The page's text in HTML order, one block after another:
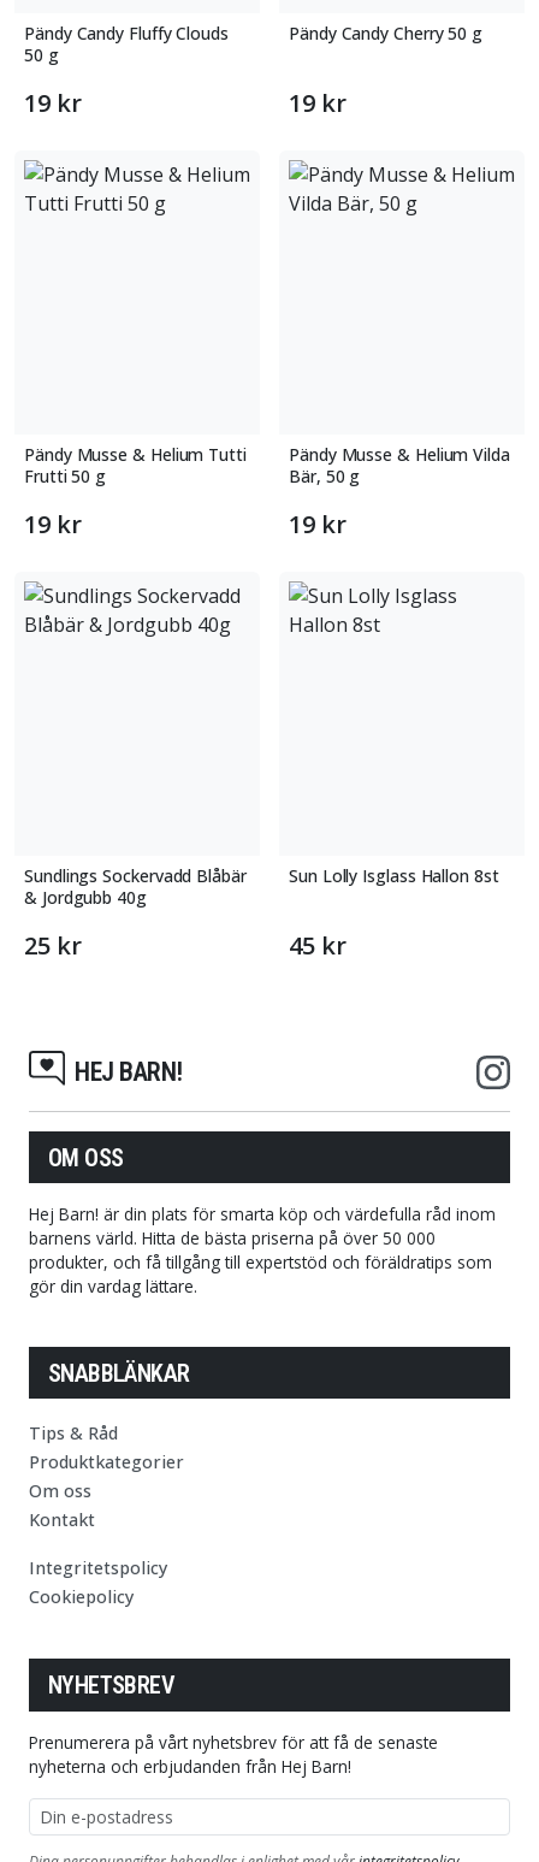
Pändy Candy Fluffy Clouds
50 g
19 kr
Pändy Candy Cherry 50 g
19 kr
Pändy Musse & Helium Tutti
Frutti 50 g
19 kr
Pändy Musse & Helium Vilda
Bär, 50 g
19 kr
Sundlings Sockervadd Blåbär
& Jordgubb 40g
25 kr
Sun Lolly Isglass Hallon 8st
45 kr
HEJ BARN!
OM OSS
Hej Barn! är din plats för smarta köp och värdefulla råd inom
barnens värld. Hitta de bästa priserna på över 50 000
produkter, och få tillgång till expertstöd och föräldratips som
gör din vardag lättare.
SNABBLÄNKAR
Tips & Råd
Produktkategorier
Om oss
Kontakt
Integritetspolicy
Cookiepolicy
NYHETSBREV
Prenumerera på vårt nyhetsbrev för att få de senaste
nyheterna och erbjudanden från Hej Barn!
E-postadress